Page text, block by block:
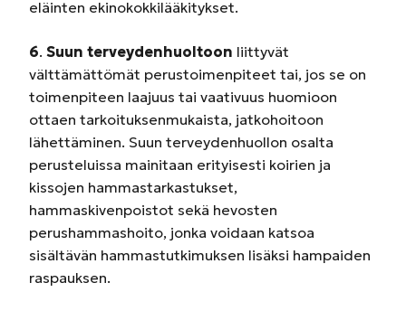
eläinten ekinokokkilääkitykset.
6. Suun terveydenhuoltoon liittyvät
välttämättömät perustoimenpiteet tai, jos se on
toimenpiteen laajuus tai vaativuus huomioon
ottaen tarkoituksenmukaista, jatkohoitoon
lähettäminen. Suun terveydenhuollon osalta
perusteluissa mainitaan erityisesti koirien ja
kissojen hammastarkastukset,
hammaskivenpoistot sekä hevosten
perushammashoito, jonka voidaan katsoa
sisältävän hammastutkimuksen lisäksi hampaiden
raspauksen.